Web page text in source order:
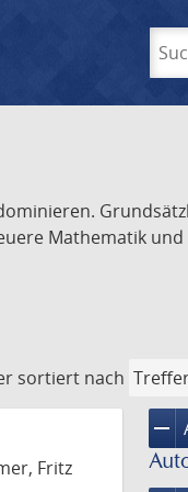
Mathematik
sortiert nach
remove
Fritz